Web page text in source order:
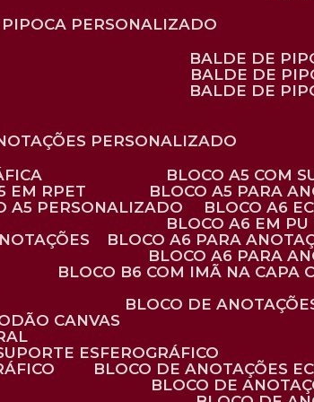
PIPOCA PERSONALIZADO
BALDE DE
BALDE DE
BALDE DE
PERSONALIZADO
BLOCO A5 COM
EM RPET
BLOCO A5 PARA
A5 PERSONALIZADO
BLOCO A6
BLOCO A6 EM
BLOCO A6 PARA
BLOCO A6 PARA
BLOCO B6 COM IMÃ NA CAPA
BLOCO DE
CANVAS
ESFEROGRÁFICO
BLOCO DE ANOTAÇÕES
BLOCO DE